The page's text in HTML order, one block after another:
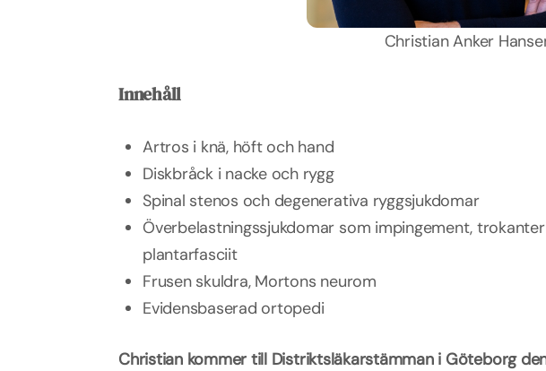
Christian Anker
Innehåll
Artros i knä, höft och hand
Diskbråck i nacke och rygg
Spinal stenos och degenerativa ryggsjukdomar
Överbelastningssjukdomar som impingement,
plantarfasciit
Frusen skuldra, Mortons neurom
Evidensbaserad ortopedi
Christian kommer till Distriktsläkarstämman i Göteborg